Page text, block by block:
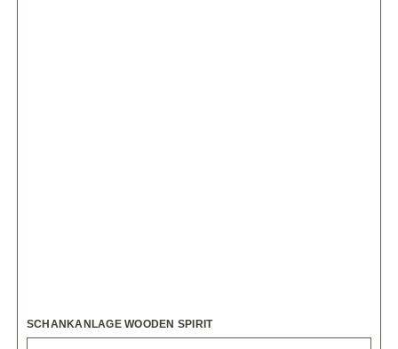
SCHANKANLAGE WOODEN SPIRIT